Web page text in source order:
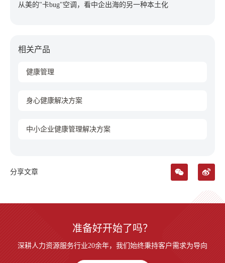
从美的"卡bug"空调，看中企出海的另一种本土化
相关产品
健康管理
身心健康解决方案
中小企业健康管理解决方案
分享文章
准备好开始了吗？
深耕人力资源服务行业20余年，我们始终秉持客户需求为导向